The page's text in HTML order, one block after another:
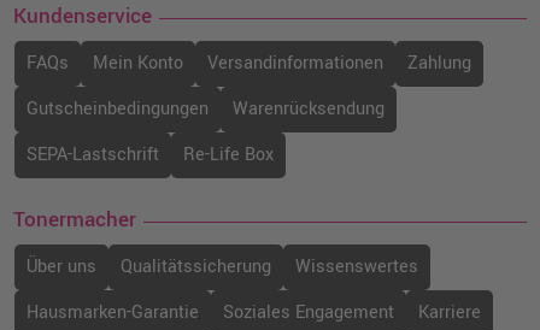
Kundenservice
FAQs Mein Konto Versandinformationen
Zahlung
Gutscheinbedingungen
Warenrücksendung
SEPA-Lastschrift
Re-Life Box
Tonermacher
Über uns Qualitätssicherung
Wissenswertes
Hausmarken-Garantie
Soziales Engagement
Karriere